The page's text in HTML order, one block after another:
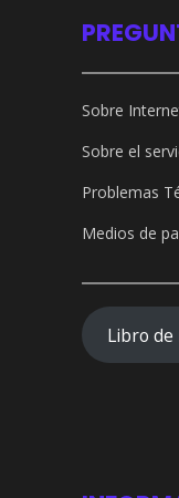
Sobre
Sobre el
Problemas
Medios de
Libro de